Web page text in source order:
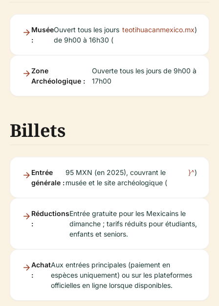
Musée
:
Ouvert tous les jours
de 9h00 à 16h30 (
teotihuacanmexico.mx)
Zone
Archéologique :
Ouverte tous les jours de 9h00 à
17h00
Billets
Entrée
générale :
95 MXN (en 2025), couvrant le
musée et le site archéologique (
}^)
Réductions
:
Entrée gratuite pour les Mexicains le
dimanche ; tarifs réduits pour étudiants,
enfants et seniors.
Achat
:
Aux entrées principales (paiement en
espèces uniquement) ou sur les plateformes
officielles en ligne lorsque disponibles.